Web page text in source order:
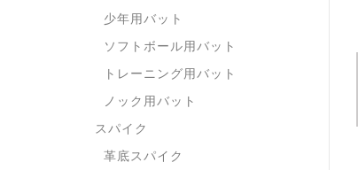
少年用バット
ソフトボール用バット
トレーニング用バット
ノック用バット
スパイク
革底スパイク